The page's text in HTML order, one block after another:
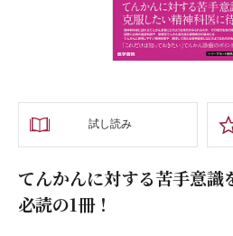
試し読み
てんかんに対する苦手意識
必読の1冊！